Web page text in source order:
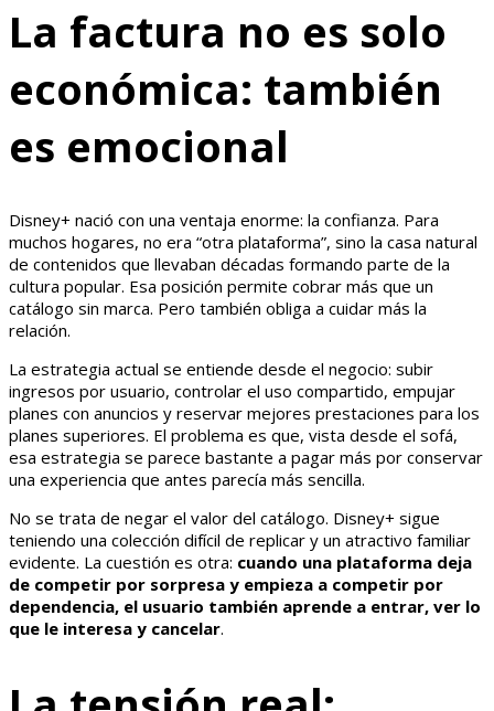
La factura no es solo
económica: también
es emocional
Disney+ nació con una ventaja enorme: la confianza. Para
muchos hogares, no era “otra plataforma”, sino la casa natural
de contenidos que llevaban décadas formando parte de la
cultura popular. Esa posición permite cobrar más que un
catálogo sin marca. Pero también obliga a cuidar más la
relación.
La estrategia actual se entiende desde el negocio: subir
ingresos por usuario, controlar el uso compartido, empujar
planes con anuncios y reservar mejores prestaciones para los
planes superiores. El problema es que, vista desde el sofá,
esa estrategia se parece bastante a pagar más por conservar
una experiencia que antes parecía más sencilla.
No se trata de negar el valor del catálogo. Disney+ sigue
teniendo una colección difícil de replicar y un atractivo familiar
evidente. La cuestión es otra: cuando una plataforma deja
de competir por sorpresa y empieza a competir por
dependencia, el usuario también aprende a entrar, ver lo
que le interesa y cancelar.